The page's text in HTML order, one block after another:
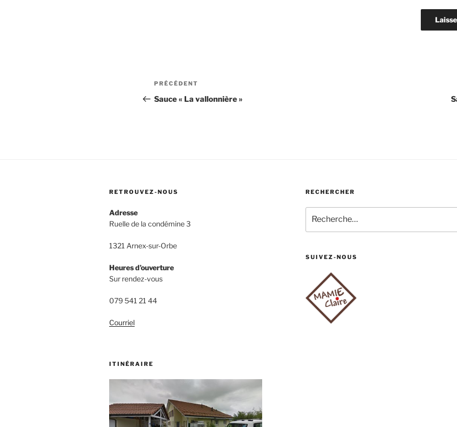
Navigation
de
Article
précédent
PRÉCÉDENT
Sauce « La vallonnière »
RETROUVEZ-NOUS
Adresse
Ruelle de la condémine 3
1321 Arnex-sur-Orbe
Heures d’ouverture
Sur rendez-vous
079 541 21 44
Courriel
ITINÉRAIRE
RECHERCHER
pour
:
SUIVEZ-NOUS